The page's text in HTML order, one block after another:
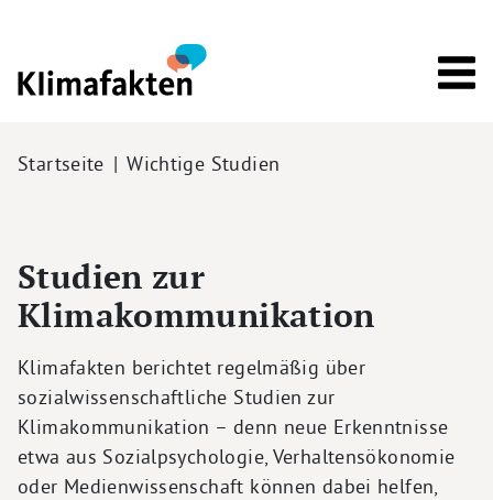
Pfadnavigation
Startseite Wichtige Studien
Studien zur
Klimakommunikation
Klimafakten berichtet regelmäßig über
sozialwissenschaftliche Studien zur
Klimakommunikation – denn neue Erkenntnisse
etwa aus Sozialpsychologie, Verhaltensökonomie
oder Medienwissenschaft können dabei helfen,